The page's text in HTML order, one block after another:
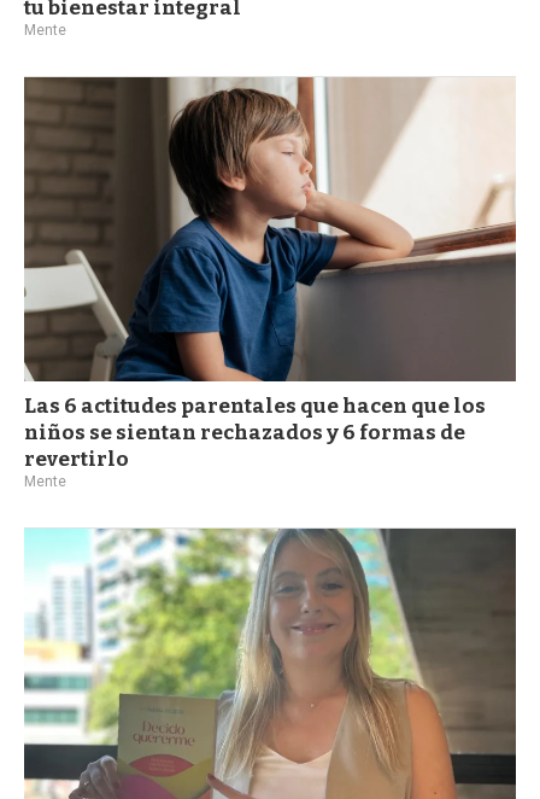
tu bienestar integral
Mente
Las 6 actitudes parentales que hacen que los
niños se sientan rechazados y 6 formas de
revertirlo
Mente